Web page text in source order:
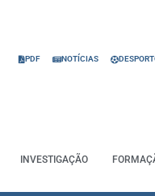
PDF NOTÍCIAS
INVESTIGAÇÃO